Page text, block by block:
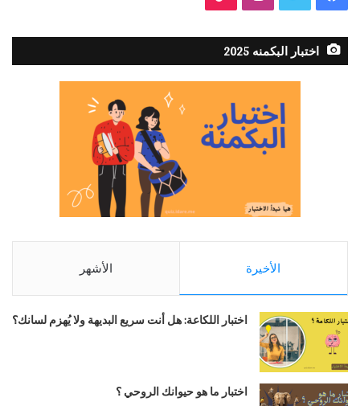
اختبار البكمنه 2025
الأخيرة الأشهر
اختبار اللكاعة: هل أنت سريع البديهة ولا يُهزم لسانك؟
اختبار ما هو حيوانك الروحي ؟